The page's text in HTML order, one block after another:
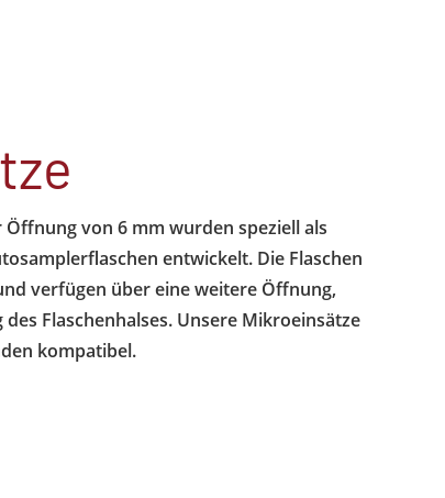
von 6 mm wurden speziell als
entwickelt. Die Flaschen
verfügen über eine weitere Öffnung,
Flaschenhalses. Unsere Mikroeinsätze
kompatibel.